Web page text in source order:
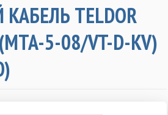
TELDOR
5-08/VT-D-KV)